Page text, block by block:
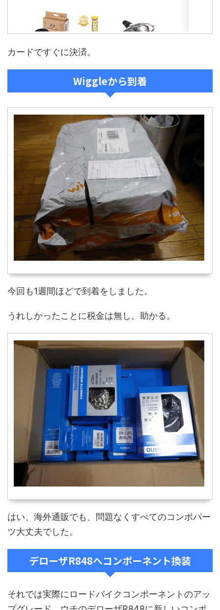
カードですぐに決済。
Wiggleから到着
今回も1週間ほどで到着をしました。
うれしかったことに税金は無し。助かる。
はい、海外通販でも、問題なくすべてのコンポパー
ツ大丈夫でした。
デローザR848へコンポーネント換装
それでは実際にロードバイクコンポーネントのアッ